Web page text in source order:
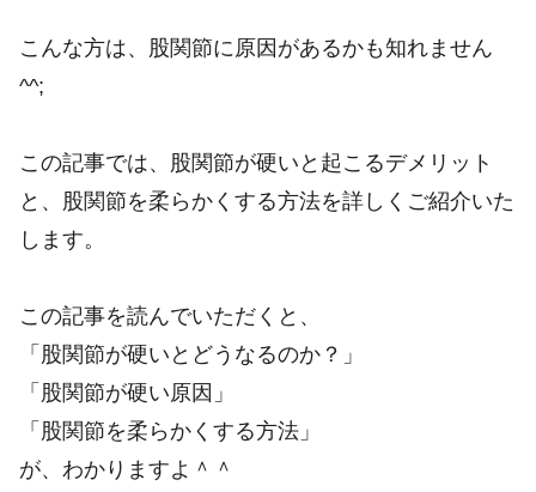
こんな方は、股関節に原因があるかも知れません
^^;
この記事では、股関節が硬いと起こるデメリット
と、股関節を柔らかくする方法を詳しくご紹介いた
します。
この記事を読んでいただくと、
「股関節が硬いとどうなるのか？」
「股関節が硬い原因」
「股関節を柔らかくする方法」
が、わかりますよ＾＾